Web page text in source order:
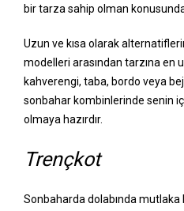
bir tarza sahip olman
Uzun ve kısa olarak
modelleri arasından tarzına en
kahverengi, taba, bordo veya
sonbahar kombinlerinde senin
olmaya hazırdır.
Trençkot
Sonbaharda dolabında mutlaka